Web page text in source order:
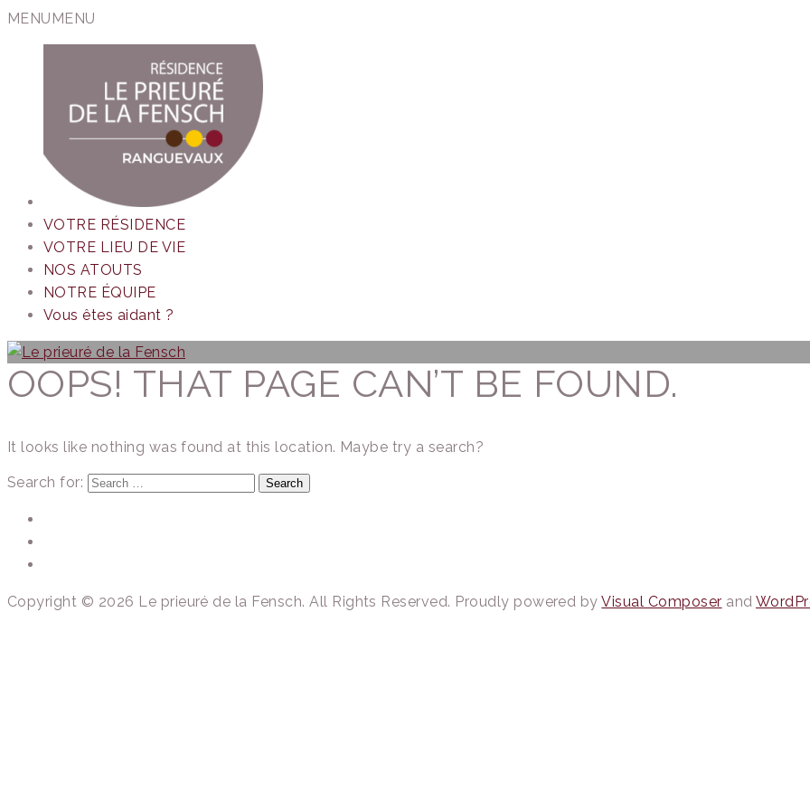
MENU MENU
VOTRE RÉSIDENCE
VOTRE LIEU DE VIE
NOS ATOUTS
NOTRE ÉQUIPE
Vous êtes aidant ?
OOPS! THAT PAGE CAN’T BE FOUND.
It looks like nothing was found at this location. Maybe try a search?
Search for: Search
Copyright © 2026 Le prieuré de la Fensch. All Rights Reserved. Proudly powered byVisual Composer and